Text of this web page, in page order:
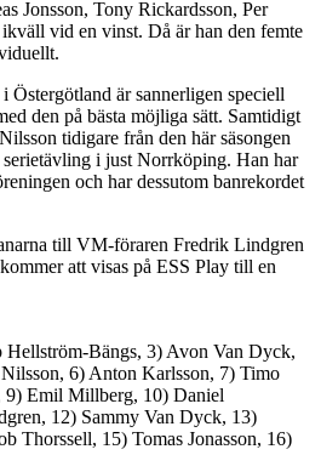
Jonsson, Tony Rickardsson, Per
vid en vinst. Då är han den femte
Östergötland är sannerligen speciell
den på bästa möjliga sätt. Samtidigt
tidigare från den här säsongen
i just Norrköping. Han har
och har dessutom banrekordet
till VM-föraren Fredrik Lindgren
att visas på ESS Play till en
Bängs, 3) Avon Van Dyck,
6) Anton Karlsson, 7) Timo
9) Emil Millberg, 10) Daniel
12) Sammy Van Dyck, 13)
Thorssell, 15) Tomas Jonasson, 16)